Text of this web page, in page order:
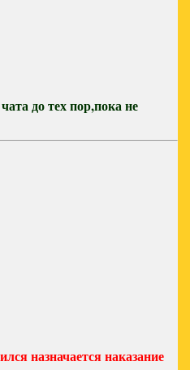
до тех пор,пока не
назначается наказание